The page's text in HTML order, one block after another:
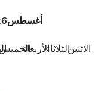
أغسطس
الاثنينالثلاثاءالأربعاء